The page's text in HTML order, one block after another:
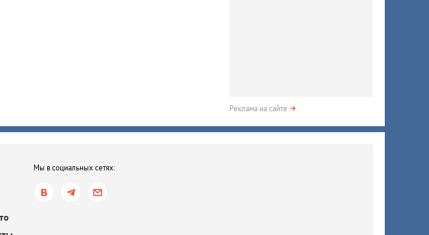
Реклама на сайте
Мы в социальных сетях: